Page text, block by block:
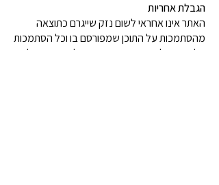
הגבלת אחריות
האתר אינו אחראי לשום נזק שייגרם כתוצאה
מהסתמכות על התוכן שמפורסם בו וכל הסתמכות
עליו היא על אחריות המשתמש בלבד. האתר לא